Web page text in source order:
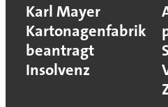
Karl Mayer
Kartonagenfabrik
beantragt
Insolvenz